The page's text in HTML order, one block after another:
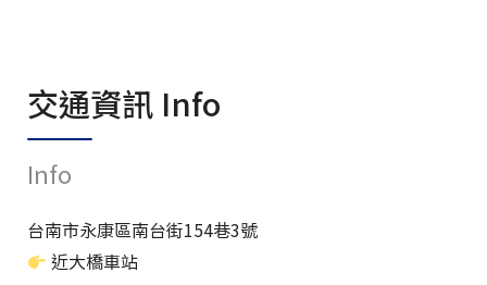
交通資訊 Info
Info
台南市永康區南台街154巷3號
近大橋車站